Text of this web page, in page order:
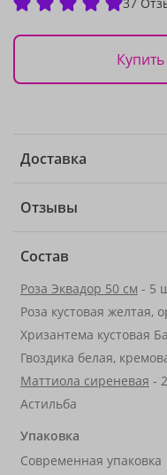
Доставка
Отзывы
Состав
Роза Эквадор 50 см - 5
Роза кустовая желтая,
Хризантема кустовая
Гвоздика белая,
Маттиола сиреневая -
Астильба
Упаковка
Современная упаковка